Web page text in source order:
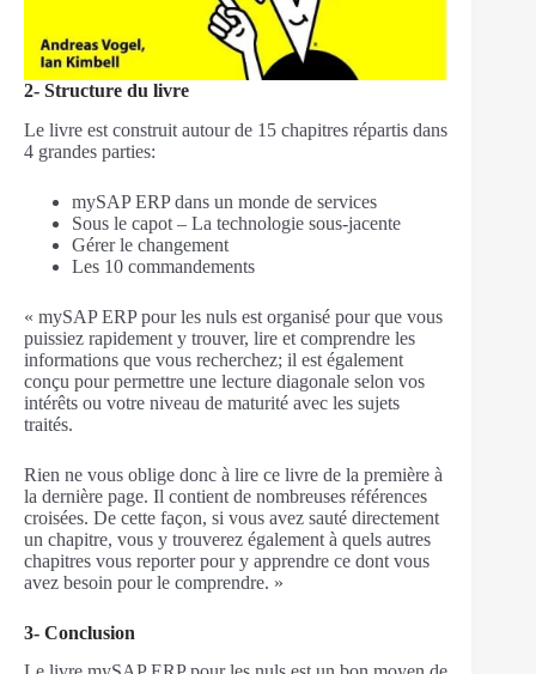
2- Structure du livre
Le livre est construit autour de 15 chapitres répartis dans
4 grandes parties:
mySAP ERP dans un monde de services
Sous le capot – La technologie sous-jacente
Gérer le changement
Les 10 commandements
« mySAP ERP pour les nuls est organisé pour que vous
puissiez rapidement y trouver, lire et comprendre les
informations que vous recherchez; il est également
conçu pour permettre une lecture diagonale selon vos
intérêts ou votre niveau de maturité avec les sujets
traités.
Rien ne vous oblige donc à lire ce livre de la première à
la dernière page. Il contient de nombreuses références
croisées. De cette façon, si vous avez sauté directement
un chapitre, vous y trouverez également à quels autres
chapitres vous reporter pour y apprendre ce dont vous
avez besoin pour le comprendre. »
3- Conclusion